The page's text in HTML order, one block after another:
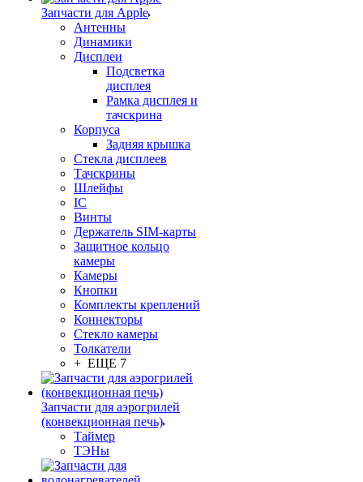
Запчасти для Apple
Антенны
Динамики
Дисплеи
Подсветка
дисплея
Рамка дисплея и
тачскрина
Корпуса
Задняя крышка
Стекла дисплеев
Тачскрины
Шлейфы
IC
Винты
Держатель SIM-карты
Защитное кольцо
камеры
Камеры
Кнопки
Комплекты креплений
Коннекторы
Стекло камеры
Толкатели
+ ЕЩЕ 7
Запчасти для аэрогрилей
(конвекционная печь)
Таймер
ТЭНы